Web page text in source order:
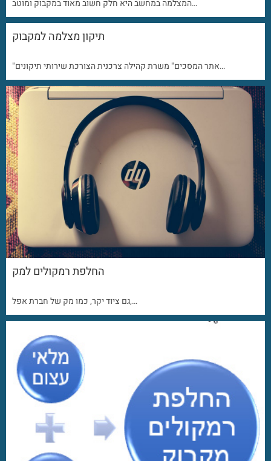
המצלמה במחשב היא חלק חשוב מאוד במקבוק ומוטב…
תיקון מצלמה למקבוק
"אתר המסכים" משרת קהילה צרכנית הצורכת שירותי תיקונים…
החלפת רמקולים למק
גם ציוד יקר, כמו מק של חברת אפל,…